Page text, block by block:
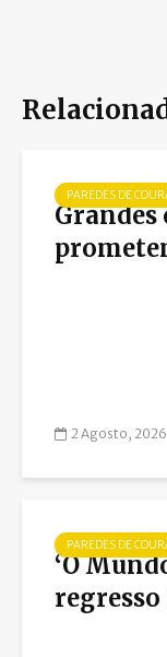
PAREDES DE
2 Agosto, 2026
PAREDES DE
‘O
regresso